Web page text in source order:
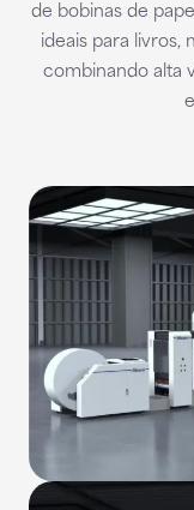
de bobinas de
ideais para livros,
combinando alta